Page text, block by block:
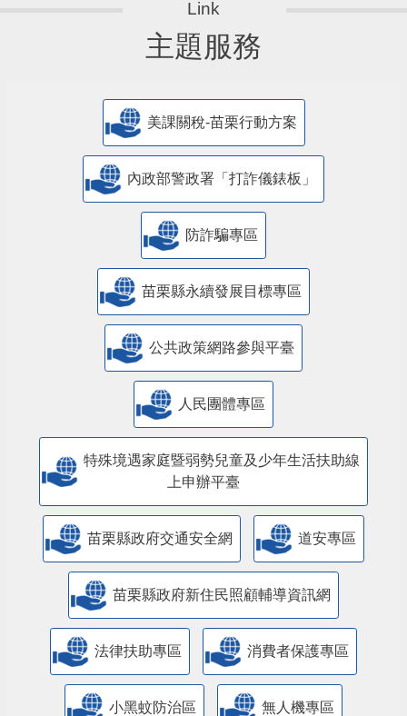
主題服務
美課關稅-苗栗行動方案
內政部警政署「打詐儀錶板」
防詐騙專區
苗栗縣永續發展目標專區
公共政策網路參與平臺
人民團體專區
特殊境遇家庭暨弱勢兒童及少年生活扶助線
上申辦平臺
苗栗縣政府交通安全網 道安專區
苗栗縣政府新住民照顧輔導資訊網
法律扶助專區 消費者保護專區
小黑蚊防治區 無人機專區